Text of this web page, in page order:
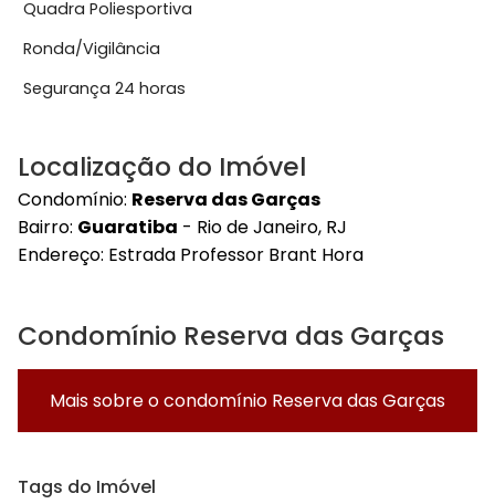
Quadra Poliesportiva
Ronda/Vigilância
Segurança 24 horas
Localização do Imóvel
Condomínio: Reserva das Garças
Bairro: Guaratiba - Rio de Janeiro, RJ
Endereço: Estrada Professor Brant Hora
Condomínio Reserva das Garças
Mais sobre o condomínio Reserva das Garças
Tags do Imóvel